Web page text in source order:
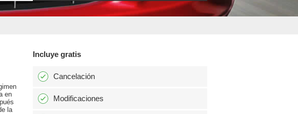
en
la
Incluye gratis
Cancelación
Modificaciones